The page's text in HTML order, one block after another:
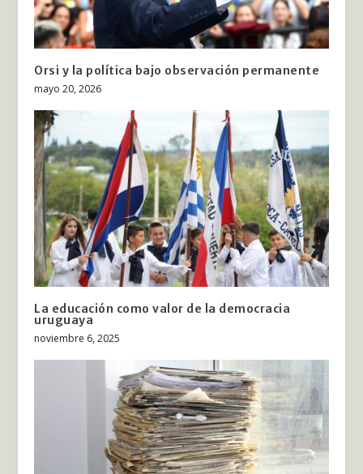
Orsi y la política bajo observación permanente
mayo 20, 2026
La educación como valor de la democracia
uruguaya
noviembre 6, 2025